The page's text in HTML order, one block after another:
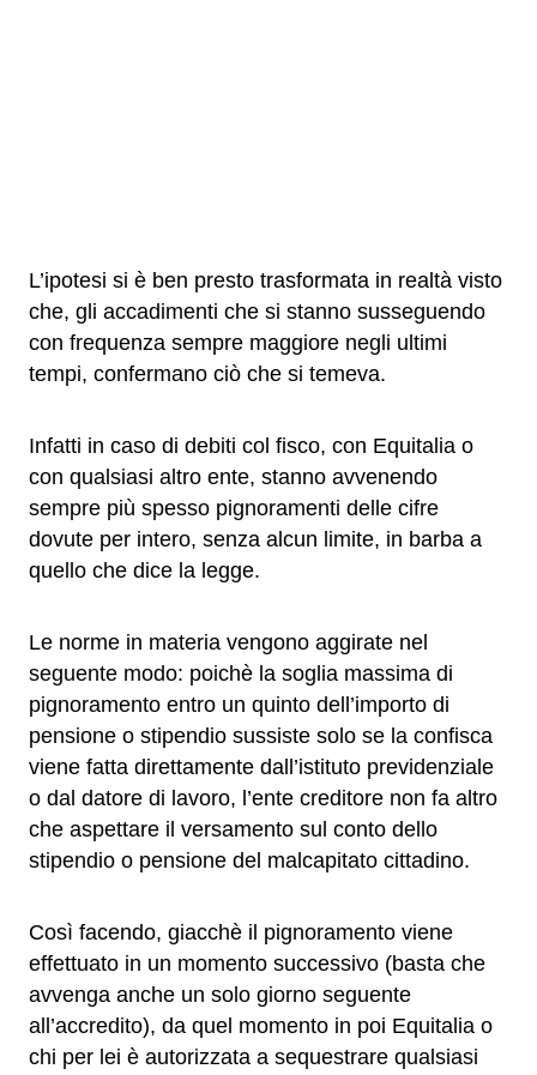
L’ipotesi si è ben presto trasformata in realtà visto
che, gli accadimenti che si stanno susseguendo
con frequenza sempre maggiore negli ultimi
tempi, confermano ciò che si temeva.
Infatti in caso di debiti col fisco, con Equitalia o
con qualsiasi altro ente, stanno avvenendo
sempre più spesso pignoramenti delle cifre
dovute per intero, senza alcun limite, in barba a
quello che dice la legge.
Le norme in materia vengono aggirate nel
seguente modo: poichè la soglia massima di
pignoramento entro un quinto dell’importo di
pensione o stipendio sussiste solo se la confisca
viene fatta direttamente dall’istituto previdenziale
o dal datore di lavoro, l’ente creditore non fa altro
che aspettare il versamento sul conto dello
stipendio o pensione del malcapitato cittadino.
Così facendo, giacchè il pignoramento viene
effettuato in un momento successivo (basta che
avvenga anche un solo giorno seguente
all’accredito), da quel momento in poi Equitalia o
chi per lei è autorizzata a sequestrare qualsiasi